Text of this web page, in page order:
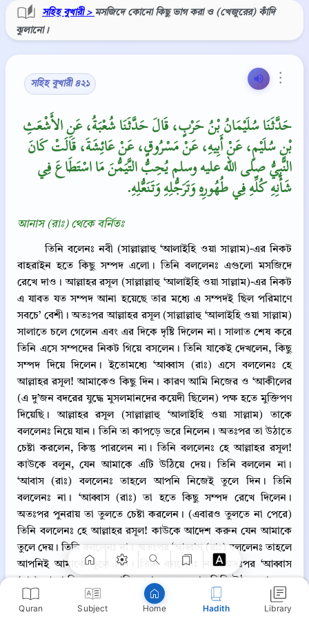
Quran Subject Home Hadith Library
সহিহ বুখারী > মসজিদে কোনো কিছু ভাগ করা ও (খেজুরের) কাঁদি
ঝুলানো।
⋮
সহিহ বুখারী ৪২১
حَدَّثَنَا سُلَيْمَانُ بْنُ حَرْبٍ، قَالَ حَدَّثَنَا شُعْبَةُ، عَنِ الأَشْعَثِ
بْنِ سُلَيْمٍ، عَنْ أَبِيهِ، عَنْ مَسْرُوقٍ، عَنْ عَائِشَةَ، قَالَتْ كَانَ
النَّبِيُّ صلى الله عليه وسلم يُحِبُّ التَّيَمُّنَ مَا اسْتَطَاعَ فِي
شَأْنِهِ كُلِّهِ فِي طُهُورِهِ وَتَرَجُّلِهِ وَتَنَعُّلِهِ‏.‏
আনাস (রাঃ) থেকে বর্নিতঃ
তিনি বলেনঃ নবী (সাল্লাল্লাহু ‘আলাইহি ওয়া সাল্লাম)-এর নিকট
বাহরাইন হতে কিছু সম্পদ এলো। তিনি বললেনঃ এগুলো মসজিদে
রেখে দাও। আল্লাহর রসূল (সাল্লাল্লাহু ‘আলাইহি ওয়া সাল্লাম)-এর নিকট
এ যাবত যত সম্পদ আনা হয়েছে তার মধ্যে এ সম্পদই ছিল পরিমাণে
সবচে’ বেশী। অতঃপর আল্লাহর রসূল (সাল্লাল্লাহু ‘আলাইহি ওয়া সাল্লাম)
সালাতে চলে গেলেন এবং এর দিকে দৃষ্টি দিলেন না। সালাত শেষ করে
তিনি এসে সম্পদের নিকট গিয়ে বসলেন। তিনি যাকেই দেখলেন, কিছু
সম্পদ দিয়ে দিলেন। ইতোমধ্যে ‘আব্বাস (রাঃ) এসে বললেনঃ হে
আল্লাহর রসূল! আমাকেও কিছু দিন। কারণ আমি নিজের ও ‘আকীলের
(এ দু’জন বদরের যুদ্ধে মুসলমানদের কয়েদী ছিলেন) পক্ষ হতে মুক্তিপণ
দিয়েছি। আল্লাহর রসূল (সাল্লাল্লাহু ‘আলাইহি ওয়া সাল্লাম) তাকে
বললেনঃ নিয়ে যান। তিনি তা কাপড়ে ভরে নিলেন। অতঃপর তা উঠাতে
চেষ্টা করলেন, কিন্তু পারলেন না। তিনি বললেনঃ হে আল্লাহর রসূল!
কাউকে বলুন, যেন আমাকে এটি উঠিয়ে দেয়। তিনি বললেন না।
‘আবাস (রাঃ) বললেনঃ তাহলে আপনি নিজেই তুলে দিন। তিনি
বললেনঃ না। ‘আব্বাস (রাঃ) তা হতে কিছু সম্পদ রেখে দিলেন।
অতঃপর পুনরায় তা তুলতে চেষ্টা করলেন। (এবারও তুলতে না পেরে)
তিনি বললেনঃ হে আল্লাহর রসূল! কাউকে আদেশ করুন যেন আমাকে
তুলে দেয়। তিনি বললেনঃ না। অতঃপর ‘আব্বাস (রাঃ) বললেনঃ তাহলে
আপনিই আমাকে তুলে দিন। তিনি বললেনঃ না। অতঃপর ‘আব্বাস
(রাঃ) আরো কিছু সম্পদ নামিয়ে রাখলেন। এবার তিনি উঠতে পারলেন
এবং তা নিজের কাঁধে তুলে নিয়ে বেরিয়ে গেলেন। আল্লাহর রসূল
(সাল্লাল্লাহু ‘আলাইহি ওয়া সাল্লাম) তাঁর এই লোভ দেখে এতই বিস্মিত
Copy